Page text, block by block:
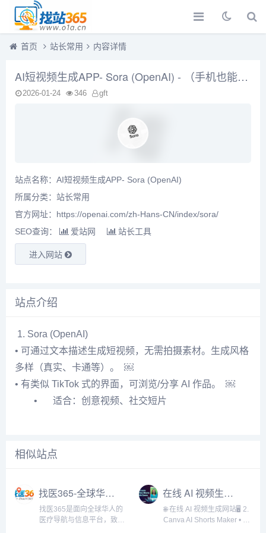
首页 站长常用 内容详情
AI短视频生成APP- Sora (OpenAI) - （手机也能用）
2026-01-24 346 gft
站点名称：AI短视频生成APP- Sora (OpenAI)
所属分类： 站长常用
官方网址：https://openai.com/zh-Hans-CN/index/sora/
SEO查询：
爱站网 站长工具
进入网站
站点介绍
1. Sora (OpenAI)
• 可通过文本描述生成短视频，无需拍摄素材。生成风格
多样（真实、卡通等）。 ￼
• 有类似 TikTok 式的界面，可浏览/分享 AI 作品。 ￼
•
适合：创意视频、社交短片
相似站点
找医365-全球华人的医疗导航
找医365是面向全球华人的
医疗导航与信息平台，致力
在线 AI 视频生成网站
🌐 在线 AI 视频生成网站🖥️ 2.
Canva AI Shorts Maker • 在